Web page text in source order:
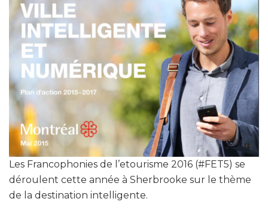
Les Francophonies de l’etourisme 2016 (#FET5) se
déroulent cette année à Sherbrooke sur le thème
de la destination intelligente.